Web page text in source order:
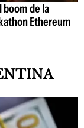
boom de la
Ethereum